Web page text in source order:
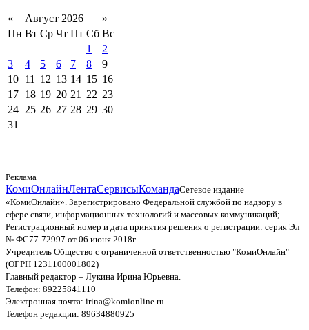
« Август 2026
»
Пн Вт Ср Чт Пт Сб Вс
1
2
3
4 5 6 7 8
9
10 11 12 13 14 15 16
17 18 19 20 21 22 23
24 25 26 27 28 29 30
31
Реклама
КомиОнлайнЛентаСервисыКомандаСетевое издание
«КомиОнлайн». Зарегистрировано Федеральной службой по надзору в
сфере связи, информационных технологий и массовых коммуникаций;
Регистрационный номер и дата принятия решения о регистрации: серия Эл
№ ФС77-72997 от 06 июня 2018г.
Учредитель Общество с ограниченной ответственностью "КомиОнлайн"
(ОГРН 1231100001802)
Главный редактор – Лукина Ирина Юрьевна.
Телефон: 89225841110
Электронная почта: irina@komionline.ru
Телефон редакции: 89634880925